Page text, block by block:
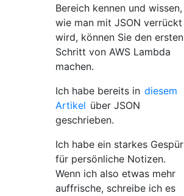
Bereich kennen und wissen,
wie man mit JSON verrückt
wird, können Sie den ersten
Schritt von AWS Lambda
machen.
Ich habe bereits in diesem
Artikel über JSON
geschrieben.
Ich habe ein starkes Gespür
für persönliche Notizen.
Wenn ich also etwas mehr
auffrische, schreibe ich es